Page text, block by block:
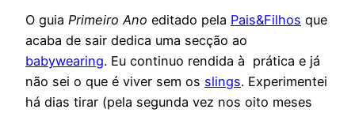
O guia Primeiro Ano editado pela Pais&Filhos que
acaba de sair dedica uma secção ao
babywearing. Eu continuo rendida à prática e já
não sei o que é viver sem os slings. Experimentei
há dias tirar (pela segunda vez nos oito meses